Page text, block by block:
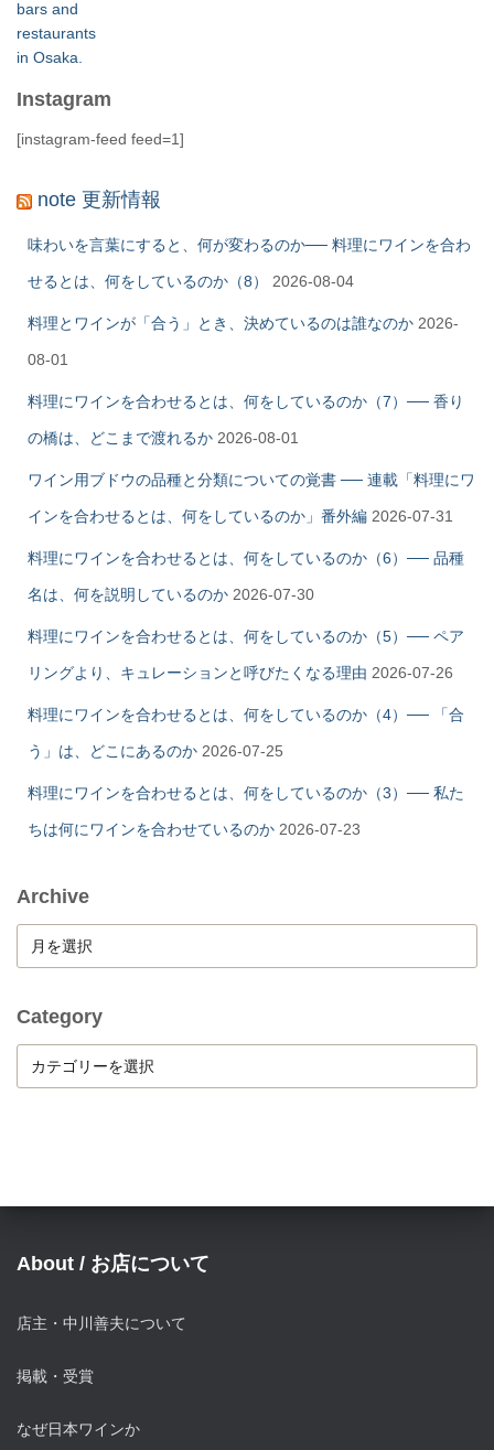
Instagram
[instagram-feed feed=1]
note 更新情報
味わいを言葉にすると、何が変わるのか── 料理にワインを合わ
せるとは、何をしているのか（8） 2026-08-04
料理とワインが「合う」とき、決めているのは誰なのか 2026-
08-01
料理にワインを合わせるとは、何をしているのか（7）── 香り
の橋は、どこまで渡れるか 2026-08-01
ワイン用ブドウの品種と分類についての覚書 ── 連載「料理にワ
インを合わせるとは、何をしているのか」番外編 2026-07-31
料理にワインを合わせるとは、何をしているのか（6）── 品種
名は、何を説明しているのか 2026-07-30
料理にワインを合わせるとは、何をしているのか（5）── ペア
リングより、キュレーションと呼びたくなる理由 2026-07-26
料理にワインを合わせるとは、何をしているのか（4）── 「合
う」は、どこにあるのか 2026-07-25
料理にワインを合わせるとは、何をしているのか（3）── 私た
ちは何にワインを合わせているのか 2026-07-23
Archive
h
Category
About / お店について
店主・中川善夫について
掲載・受賞
なぜ日本ワインか